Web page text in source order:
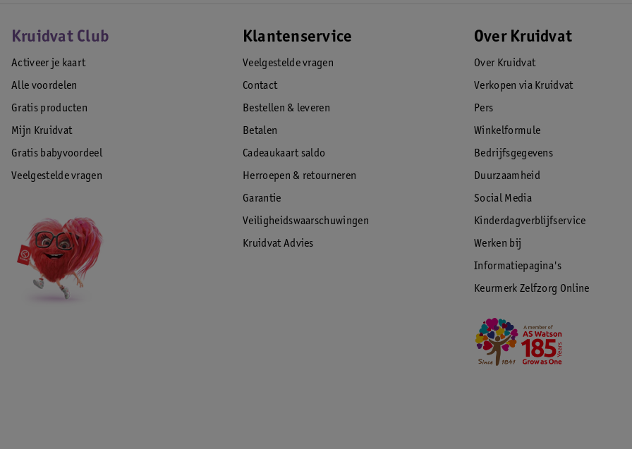
Kruidvat Club
Activeer je kaart
Alle voordelen
Gratis producten
Mijn Kruidvat
Gratis babyvoordeel
Veelgestelde vragen
Klantenservice
Veelgestelde vragen
Contact
Bestellen & leveren
Betalen
Cadeaukaart saldo
Herroepen & retourneren
Garantie
Veiligheidswaarschuwingen
Kruidvat Advies
Over Kruidvat
Over Kruidvat
Verkopen via Kruidvat
Pers
Winkelformule
Bedrijfsgegevens
Duurzaamheid
Social Media
Kinderdagverblijfservice
Werken bij
Informatiepagina's
Keurmerk Zelfzorg Online